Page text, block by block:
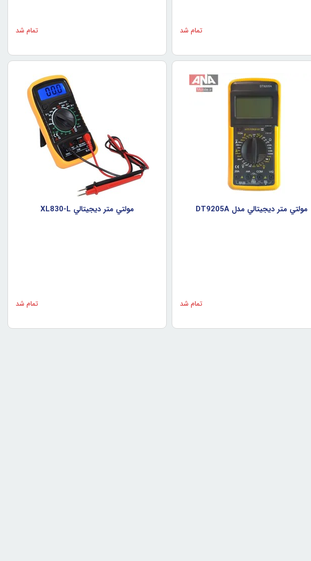
تمام شد تمام شد
مولتي متر ديجيتالي مدل DT9205A
تمام شد
مولتي متر ديجيتالي XL830-L
تمام شد